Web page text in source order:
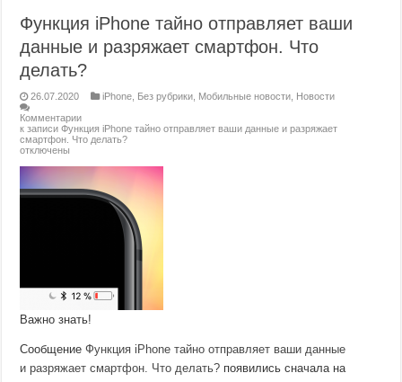
Функция iPhone тайно отправляет ваши
данные и разряжает смартфон. Что
делать?
26.07.2020 iPhone Без рубрики Мобильные новости Новости
Комментарии
к записи Функция iPhone тайно отправляет ваши данные и разряжает
смартфон. Что делать?
отключены
Важно знать!
СообщениеФункция iPhone тайно отправляет ваши данные
и разряжает смартфон. Что делать? появились сначала на